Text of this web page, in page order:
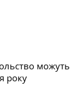
можуть
року